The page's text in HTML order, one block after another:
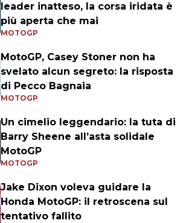
leader inatteso, la corsa iridata è
più aperta che mai
MOTOGP
MotoGP, Casey Stoner non ha
svelato alcun segreto: la risposta
di Pecco Bagnaia
MOTOGP
Un cimelio leggendario: la tuta di
Barry Sheene all’asta solidale
MotoGP
MOTOGP
Jake Dixon voleva guidare la
Honda MotoGP: il retroscena sul
tentativo fallito